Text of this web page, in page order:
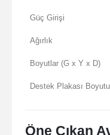
Güç Girişi
Ağırlık
Boyutlar (G x Y x D)
Destek Plakası Boyutu
Öne Çıkan